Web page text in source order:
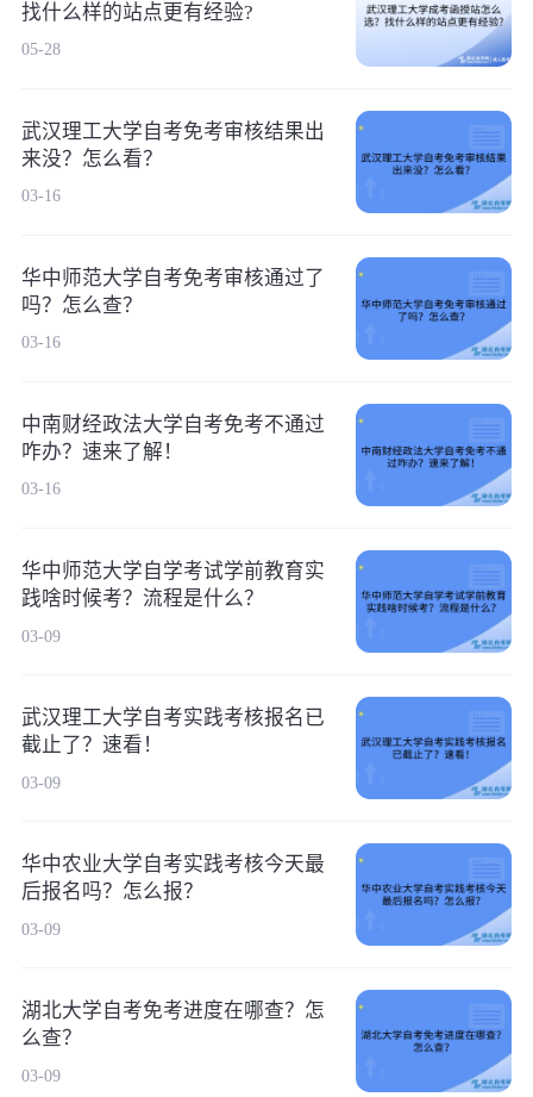
找什么样的站点更有经验?
05-28
武汉理工大学自考免考审核结果出
来没？怎么看？
03-16
华中师范大学自考免考审核通过了
吗？怎么查？
03-16
中南财经政法大学自考免考不通过
咋办？速来了解！
03-16
华中师范大学自学考试学前教育实
践啥时候考？流程是什么？
03-09
武汉理工大学自考实践考核报名已
截止了？速看！
03-09
华中农业大学自考实践考核今天最
后报名吗？怎么报？
03-09
湖北大学自考免考进度在哪查？怎
么查？
03-09